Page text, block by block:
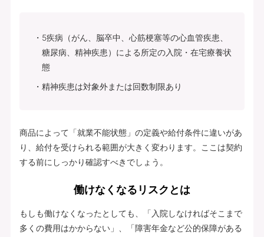
5疾病（がん、脳卒中、心筋梗塞等の心血管疾患、
糖尿病、精神疾患）による所定の入院・在宅療養状
態
精神疾患は対象外または回数制限あり
商品によって「就業不能状態」の定義や給付条件に違いがあ
り、給付を受けられる範囲が大きく変わります。ここは契約
する前にしっかり確認すべきでしょう。
働けなくなるリスクとは
もしも働けなくなったとしても、「入院しなければそこまで
多くの費用はかからない」、「障害年金など公的保障がある